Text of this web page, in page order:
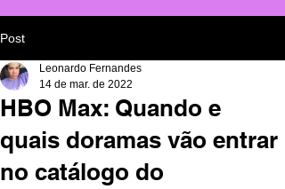
Post
HBO Max: Quando e
quais doramas vão entrar
no catálogo do
Leonardo Fernandes
14 de mar. de 2022